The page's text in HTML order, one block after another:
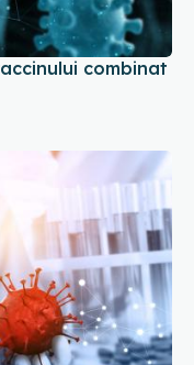
combinat